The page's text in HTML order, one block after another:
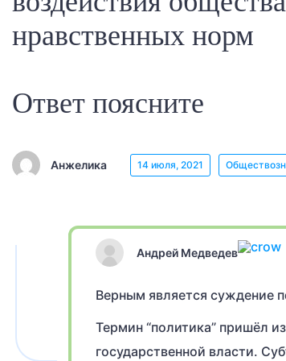
нравственных норм
Ответ поясните
Анжелика 14 июля, 2021
Андрей Медведев
Верным является суждение
Термин “политика” пришёл
государственной власти.